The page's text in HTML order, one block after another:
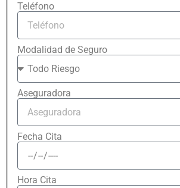
Teléfono
Modalidad de Seguro
Aseguradora
Fecha Cita
Hora Cita